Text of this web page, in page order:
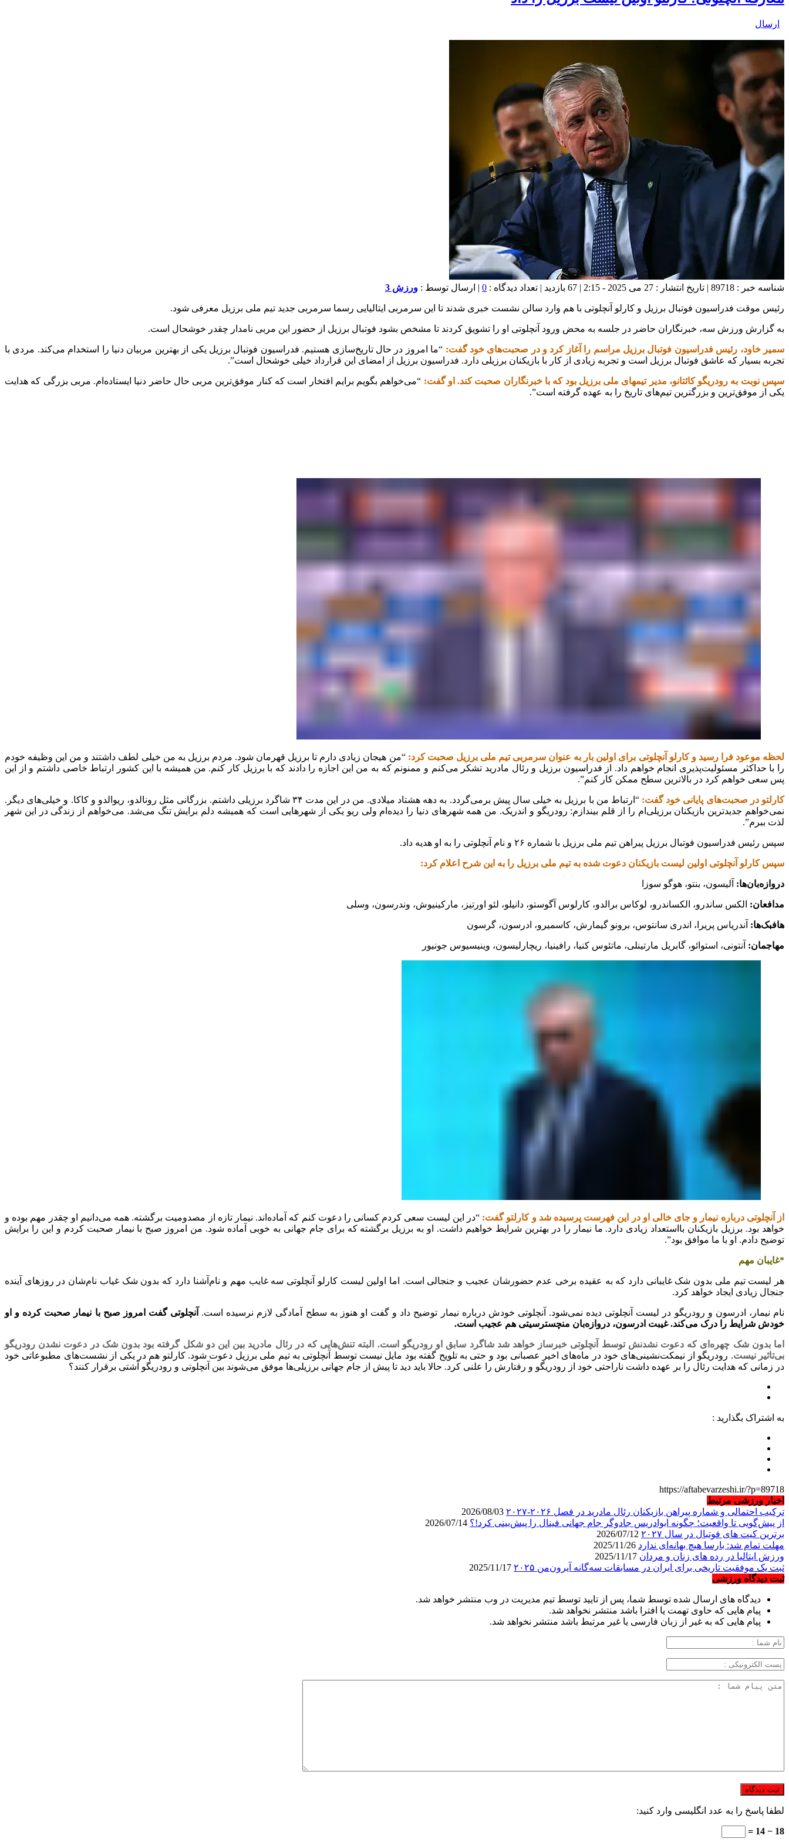
ارسال
شناسه خبر : 89718 | تاریخ انتشار : 27 می 2025 - 2:15 | 67 بازدید | تعداد دیدگاه : 0 | ارسال توسط : ورزش 3
رئیس موقت فدراسیون فوتبال برزیل و کارلو آنچلوتی با هم وارد ‏سالن نشست خبری شدند تا این سرمربی ایتالیایی رسما ‏سرمربی جدید تیم ملی برزیل معرفی شود. ‏
به گزارش ورزش سه، خبرنگاران حاضر در جلسه به محض ورود آنچلوتی او را تشویق کردند ‏تا مشخص بشود فوتبال برزیل از حضور این مربی نامدار چقدر ‏خوشحال است. ‏
سمیر خاود، رئیس فدراسیون فوتبال برزیل مراسم را آغاز کرد و در ‏صحبت‌های خود گفت: “ما امروز در حال تاریخ‌سازی هستیم. ‏فدراسیون فوتبال برزیل یکی از بهترین مربیان دنیا را استخدام ‏می‌کند. مردی با
تجربه بسیار که عاشق فوتبال برزیل است و تجربه ‏زیادی از کار با بازیکنان برزیلی دارد. فدراسیون برزیل از امضای این ‏قرارداد خیلی خوشحال است”.
سپس نوبت به رودریگو کائتانو، مدیر تیمهای ملی برزیل بود که با ‏خبرنگاران صحبت کند. او گفت: “می‌خواهم بگویم برایم افتخار است ‏که کنار موفق‌ترین مربی حال حاضر دنیا ایستاده‌ام. مربی بزرگی که ‏هدایت
یکی از موفق‌ترین و بزرگترین تیم‌های تاریخ را به عهده گرفته ‏است”. ‏
لحظه موعود فرا رسید و کارلو آنچلوتی برای اولین بار به عنوان ‏سرمربی تیم ملی برزیل صحبت کرد: “من هیجان زیادی دارم تا برزیل ‏قهرمان شود. مردم برزیل به من خیلی لطف داشتند و من این وظیفه ‏خودم
را با حداکثر مسئولیت‌پذیری انجام خواهم داد. از فدراسیون ‏برزیل و رئال مادرید تشکر می‌کنم و ممنونم که به من این اجازه را ‏دادند که با برزیل کار کنم. من همیشه با این کشور ارتباط خاصی ‏داشتم و از این
پس سعی خواهم کرد در بالاترین سطح ممکن کار ‏کنم”. ‏
کارلتو در صحبت‌های پایانی خود گفت:
“ارتباط من با برزیل به خیلی ‏سال پیش برمی‌گردد. به دهه هشتاد میلادی. من در این مدت ۳۴ ‏شاگرد برزیلی داشتم. بزرگانی مثل رونالدو، ریوالدو و کاکا. و خیلی‌های ‏دیگر.
نمی‌خواهم جدیدترین بازیکنان برزیلی‌ام را از قلم بیندازم: ‏رودریگو و اندریک. من همه شهرهای دنیا را دیده‌ام ولی ریو یکی از ‏شهرهایی است که همیشه دلم برایش تنگ می‌شد. می‌خواهم از ‏زندگی در این شهر
لذت ببرم”. ‏
سپس رئیس فدراسیون فوتبال برزیل پیراهن تیم ملی برزیل با شماره ‌‏۲۶ و نام آنچلوتی را به او هدیه داد. ‏
سپس کارلو آنچلوتی اولین لیست بازیکنان دعوت شده به تیم ملی ‏برزیل را به این شرح اعلام کرد:‏
دروازه‌بان‌ها: آلیسون، بنتو، هوگو سوزا
مدافعان: الکس ساندرو، الکساندرو، لوکاس برالدو، کارلوس آگوستو، ‏دانیلو، لئو اورتیز، مارکینیوش، وندرسون، وسلی
هافبک‌ها: آندریاس پریرا، اندری سانتوس، برونو گیمارش، کاسمیرو، ‏ادرسون، گرسون
مهاجمان: آنتونی، استوائو، گابریل مارتینلی، ماتئوس کنیا، رافینیا، ‏ریچارلیسون، وینیسیوس جونیور
از آنچلوتی درباره نیمار و جای خالی او در این فهرست پرسیده شد و ‏کارلتو گفت: “در این لیست سعی کردم کسانی را دعوت کنم که ‏آماده‌اند. نیمار تازه از مصدومیت برگشته. همه می‌دانیم او چقدر ‏مهم بوده و
خواهد بود. برزیل بازیکنان بااستعداد زیادی دارد. ما نیمار ‏را در بهترین شرایط خواهیم داشت. او به برزیل برگشته که برای جام ‏جهانی به خوبی آماده شود. من امروز صبح با نیمار صحبت کردم و ‏این را برایش
توضیح دادم. او با ما موافق بود”. ‏
‏*غایبان مهم
هر لیست تیم ملی بدون شک غایبانی دارد که به عقیده برخی عدم ‏حضورشان عجیب و جنجالی است. اما اولین لیست کارلو آنچلوتی ‏سه غایب مهم و نام‌آشنا دارد که بدون شک غیاب نام‌شان در روزهای ‏آینده
جنجال زیادی ایجاد خواهد کرد.‏
نام نیمار، ادرسون و رودریگو در لیست آنچلوتی دیده نمی‌شود. ‏آنچلوتی خودش درباره نیمار توضیح داد و گفت او هنوز به سطح ‏آمادگی لازم نرسیده است. آنچلوتی گفت امروز صبح با نیمار صحبت ‏کرده و او
خودش شرایط را درک می‌کند. غیبت ادرسون، دروازه‌بان ‏منچسترسیتی هم عجیب است. ‏
اما بدون شک چهره‌ای که دعوت نشدنش توسط آنچلوتی خبرساز ‏خواهد شد شاگرد سابق او رودریگو است. البته تنش‌هایی که در رئال ‏مادرید بین این دو شکل گرفته بود بدون شک در دعوت نشدن ‏رودریگو
بی‌تاثیر نیست. رودریگو از نیمکت‌نشینی‌های خود در ماه‌های ‏اخیر عصبانی بود و حتی به تلویح گفته بود مایل نیست توسط ‏آنچلوتی به تیم ملی برزیل دعوت شود. کارلتو هم در یکی از ‏نشست‌های مطبوعاتی خود
در زمانی که هدایت رئال را بر عهده داشت ‏ناراحتی خود از رودریگو و رفتارش را علنی کرد. حالا باید دید تا پیش از ‏جام جهانی برزیلی‌ها موفق می‌شوند بین آنچلوتی و رودریگو آشتی ‏برقرار کنند؟ ‏
به اشتراک بگذارید :
https://aftabevarzeshi.ir/?p=89718
اخبار ورزشی مرتبط
ترکیب احتمالی و شماره پیراهن بازیکنان رئال مادرید در فصل ۲۰۲۶-۲۰۲۷
از پیش‌گویی تا واقعیت؛ چگونه ابوادریس جادوگر جام جهانی فینال را پیش‌بینی کرد!؟
برترین کیت های فوتبال در سال ۲۰۲۷
مهلت تمام شد: بارسا هیچ بهانه‌‌ای ندارد
ورزش ایتالیا در رده های زنان و مردان
ثبت یک موفقیت تاریخی برای ایران در مسابقات سه‌گانه آیرون‌من ۲۰۲۵
ثبت دیدگاه ورزشی
دیدگاه های ارسال شده توسط شما، پس از تایید توسط تیم مدیریت در وب منتشر خواهد شد.
پیام هایی که حاوی تهمت یا افترا باشد منتشر نخواهد شد.
پیام هایی که به غیر از زبان فارسی یا غیر مرتبط باشد منتشر نخواهد شد.
لطفا پاسخ را به عدد انگلیسی وارد کنید:
18 − 14 =